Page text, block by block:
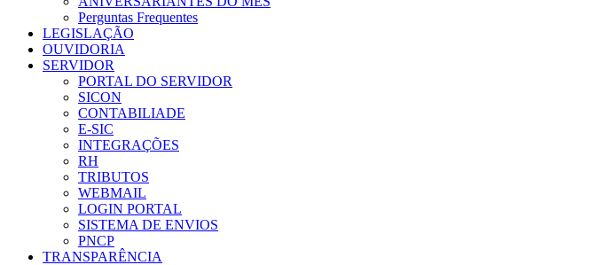
Perguntas Frequentes
LEGISLAÇÃO
OUVIDORIA
SERVIDOR
PORTAL DO SERVIDOR
SICON
CONTABILIADE
E-SIC
INTEGRAÇÕES
RH
TRIBUTOS
WEBMAIL
LOGIN PORTAL
SISTEMA DE ENVIOS
PNCP
TRANSPARÊNCIA